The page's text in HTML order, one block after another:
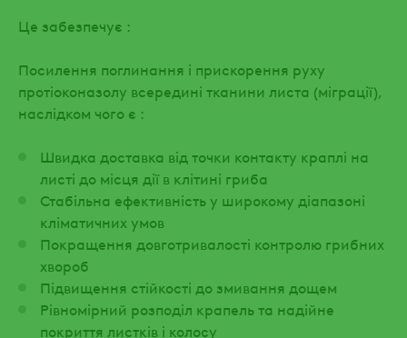
Це забезпечує :
Посилення поглинання і прискорення руху
протіоконазолу всередині тканини листа (міграції),
наслідком чого є :
Швидка доставка від точки контакту краплі на
листі до місця дії в клітині гриба
Стабільна ефективність у широкому діапазоні
кліматичних умов
Покращення довготривалості контролю грибних
хвороб
Підвищення стійкості до змивання дощем
Рівномірний розподіл крапель та надійне
покриття листків і колосу